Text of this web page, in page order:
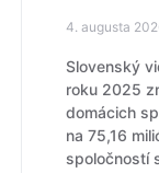
4. augusta
Slovenský
roku 2025
domácich
na 75,16
spoločností